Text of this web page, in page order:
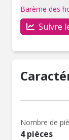
Barème des
Suivre
Nombre de
4 pièces